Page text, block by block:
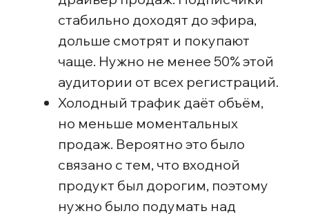
командой Эклита
Перестроили позиционирование
Мы подозревали, что аудитория могла
ожидать мини-обучение или практикум, хотя
Анастасия Разбежкина работала только
со страхами, болями аудитории, показывала
лифтинга для косметологов. Чтобы
не завышать ожидания, мы обновили подачу:
сфокусировались на том, что этот вебинар —